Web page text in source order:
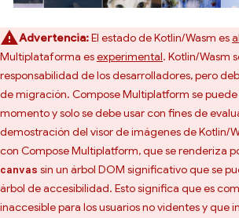
Advertencia:El estado de Kotlin/Wasm es
Multiplataforma esexperimental. Kotlin/Wasm
responsabilidad de los desarrolladores, pero
de migración. Compose Multiplatform se
momento y solo se debe usar con fines de
demostración del visor de imágenes de Kotlin/
con Compose Multiplatform, que se renderiza
canvas sin un árbol DOM significativo que se
árbol de accesibilidad. Esto significa que es
inaccesible para los usuarios no videntes y que